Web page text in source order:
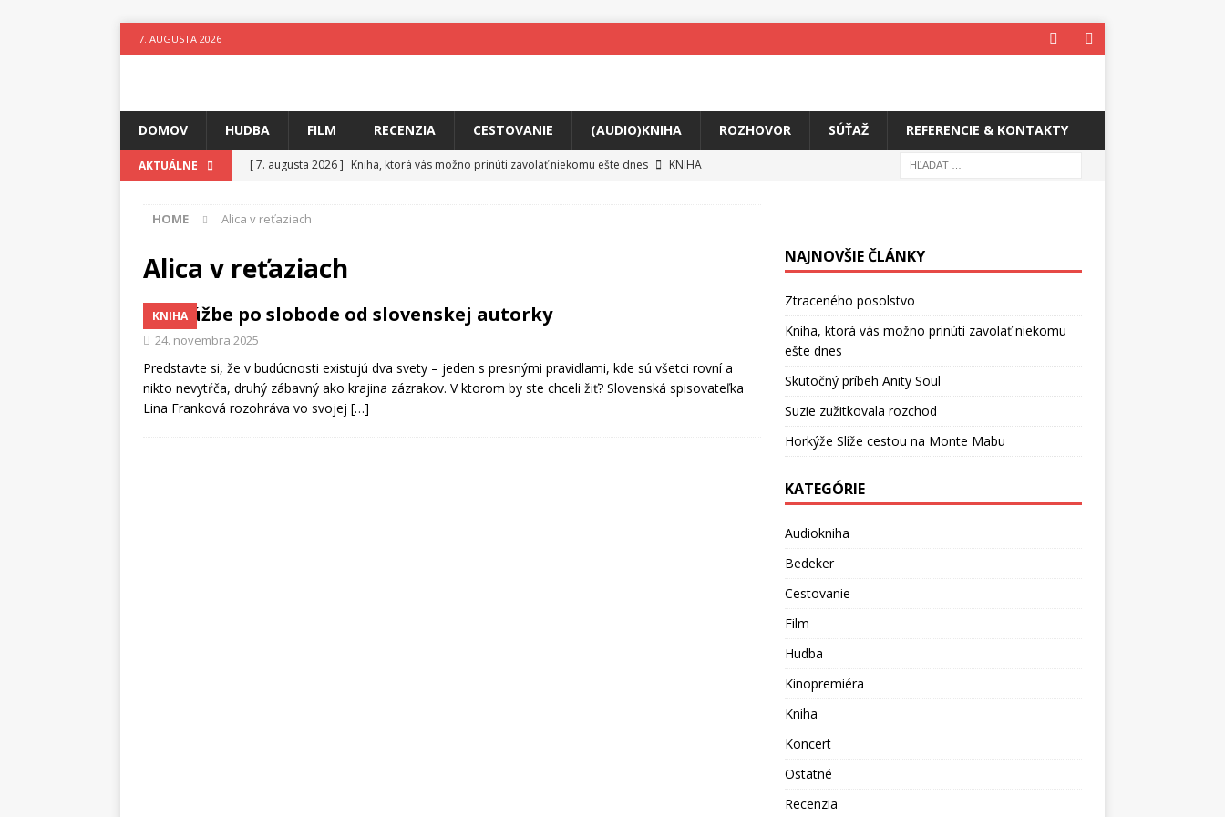
7. AUGUSTA 2026
DOMOV HUDBA FILM RECENZIA CESTOVANIE (AUDIO)KNIHA ROZHOVOR SÚŤAŽ REFERENCIE & KONTAKTY
AKTUÁLNE [ 7. augusta 2026 ] Kniha, ktorá vás možno prinúti zavolať niekomu ešte dnes
KNIHA
[ 5. augusta 2026 ]
[ 4. augusta 2026 ]
[ 3. augusta 2026 ] Fantastický svet plný tajomstiev
FILM
HOME Alica v reťaziach
Alica v reťaziach
KNIHA
O túžbe po slobode od slovenskej autorky
24. novembra 2025
Predstavte si, že v budúcnosti existujú dva svety – jeden s presnými pravidlami, kde sú všetci rovní a
nikto nevytŕča, druhý zábavný ako krajina zázrakov. V ktorom by ste chceli žiť? Slovenská spisovateľka
Lina Franková rozohráva vo svojej […]
NAJNOVŠIE ČLÁNKY
Ztraceného posolstvo
Kniha, ktorá vás možno prinúti zavolať niekomu
ešte dnes
Skutočný príbeh Anity Soul
Suzie zužitkovala rozchod
Horkýže Slíže cestou na Monte Mabu
KATEGÓRIE
Audiokniha
Bedeker
Cestovanie
Film
Hudba
Kinopremiéra
Kniha
Koncert
Ostatné
Recenzia